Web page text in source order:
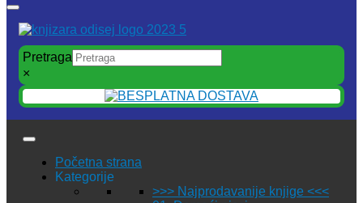
Pretraga
×
Početna strana
Kategorije
>>> Najprodavanije knjige <<<